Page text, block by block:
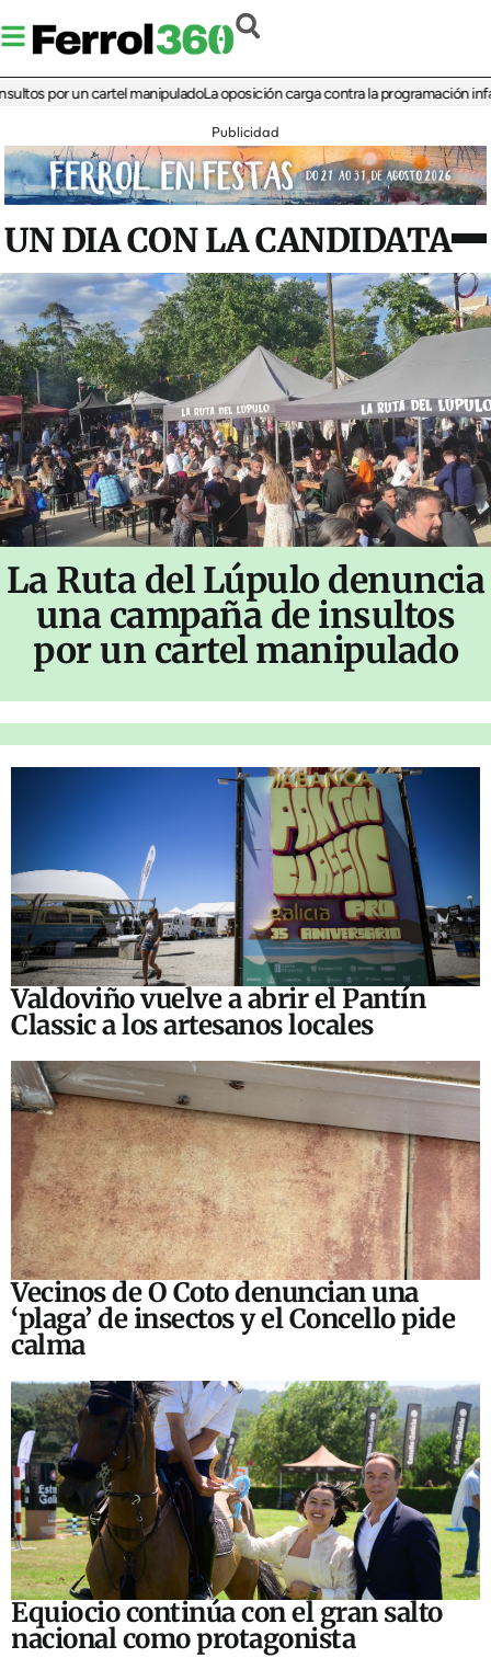
por un cartel manipuladoLa oposición carga contra la programación infantil
Publicidad
UN DIA CON LA CANDIDATA
La Ruta del Lúpulo denuncia
una campaña de insultos
por un cartel manipulado
Valdoviño vuelve a abrir el Pantín
Classic a los artesanos locales
Vecinos de O Coto denuncian una
‘plaga’ de insectos y el Concello pide
calma
Equiocio continúa con el gran salto
nacional como protagonista